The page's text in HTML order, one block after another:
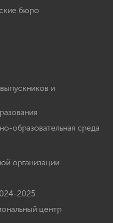
бюро
и
образовательная среда
организации
2025
центр